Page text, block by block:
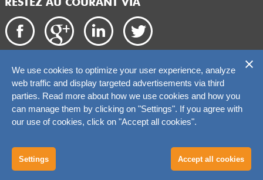
RESTEZ AU COURANT VIA
Droits d'auteur 2026. catchtiger.com
We use cookies to optimize your user experience, analyze
web traffic and display targeted advertisements via third
parties. Read more about how we use cookies and how you
can manage them by clicking on "Settings". If you agree with
our use of cookies, click on "Accept all cookies".
Settings Accept all cookies